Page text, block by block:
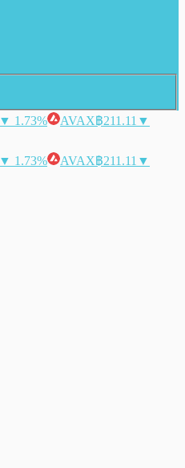
▼ 1.73% AVAX฿211.11 ▼
▼ 1.73% AVAX฿211.11 ▼